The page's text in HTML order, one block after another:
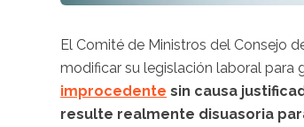
El Comité de Ministros del Consejo
modificar su legislación laboral para
improcedente sin causa
resulte realmente disuasoria